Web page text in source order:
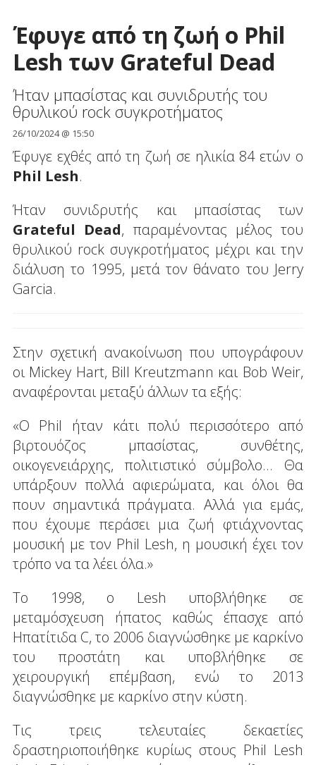
Έφυγε από τη ζωή ο Phil
Lesh των Grateful Dead
Ήταν μπασίστας και συνιδρυτής του
θρυλικού rock συγκροτήματος
26/10/2024 @ 15:50
Έφυγε εχθές από τη ζωή σε ηλικία 84 ετών ο
Phil Lesh.
Ήταν συνιδρυτής και μπασίστας των
Grateful Dead, παραμένοντας μέλος του
θρυλικού rock συγκροτήματος μέχρι και την
διάλυση το 1995, μετά τον θάνατο του Jerry
Garcia.
Στην σχετική ανακοίνωση που υπογράφουν
οι Mickey Hart, Bill Kreutzmann και Bob Weir,
αναφέρονται μεταξύ άλλων τα εξής:
«Ο Phil ήταν κάτι πολύ περισσότερο από
βιρτουόζος μπασίστας, συνθέτης,
οικογενειάρχης, πολιτιστικό σύμβολο... Θα
υπάρξουν πολλά αφιερώματα, και όλοι θα
πουν σημαντικά πράγματα. Αλλά για εμάς,
που έχουμε περάσει μια ζωή φτιάχνοντας
μουσική με τον Phil Lesh, η μουσική έχει τον
τρόπο να τα λέει όλα.»
Το 1998, ο Lesh υποβλήθηκε σε
μεταμόσχευση ήπατος καθώς έπασχε από
Ηπατίτιδα C, το 2006 διαγνώσθηκε με καρκίνο
του προστάτη και υποβλήθηκε σε
χειρουργική επέμβαση, ενώ το 2013
διαγνώσθηκε με καρκίνο στην κύστη.
Τις τρεις τελευταίες δεκαετίες
δραστηριοποιήθηκε κυρίως στους Phil Lesh